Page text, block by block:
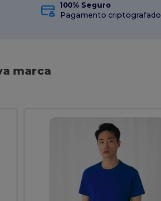
100% Seguro
Pagamento criptografado
marca